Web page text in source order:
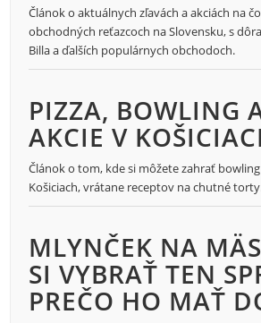
Článok o aktuálnych zľavách a akciách na
obchodných reťazcoch na Slovensku, s
Billa a ďalších populárnych obchodoch.
PIZZA, BOWLING
AKCIE V
Článok o tom, kde si môžete zahrať
Košiciach, vrátane receptov na chutné
MLYNČEK NA
SI VYBRAŤ TEN
PREČO HO MAŤ